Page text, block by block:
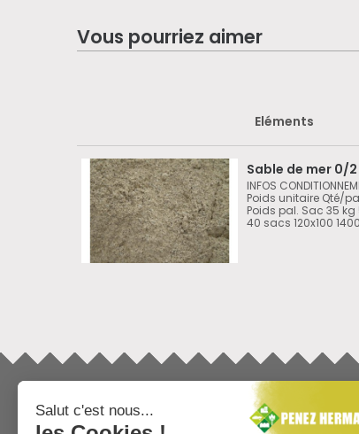
Vous pourriez aimer
Eléments
Sable de mer 0/2
INFOS
Poids unitaire Qté/
Poids pal. Sac 35 kg
40 sacs 120x100
Mentions légales
Catalogue